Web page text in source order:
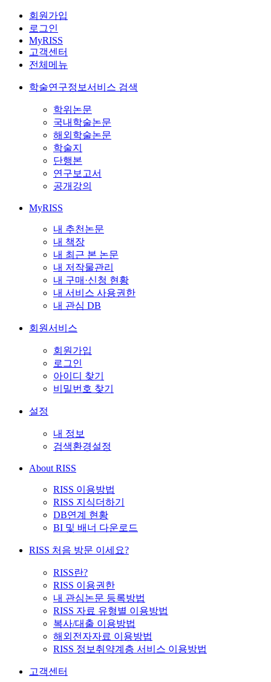
회원가입
로그인
MyRISS
고객센터
전체메뉴
학술연구정보서비스 검색
학위논문
국내학술논문
해외학술논문
학술지
단행본
연구보고서
공개강의
MyRISS
내 추천논문
내 책장
내 최근 본 논문
내 저작물관리
내 구매·신청 현황
내 서비스 사용권한
내 관심 DB
회원서비스
회원가입
로그인
아이디 찾기
비밀번호 찾기
설정
내 정보
검색환경설정
About RISS
RISS 이용방법
RISS 지식더하기
DB연계 현황
BI 및 배너 다운로드
RISS 처음 방문 이세요?
RISS란?
RISS 이용권한
내 관심논문 등록방법
RISS 자료 유형별 이용방법
복사/대출 이용방법
해외전자자료 이용방법
RISS 정보취약계층 서비스 이용방법
고객센터